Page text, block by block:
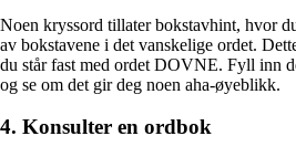
Noen kryssord tillater bokstavhint, hvor
av bokstavene i det vanskelige ordet.
du står fast med ordet DOVNE. Fyll inn
og se om det gir deg noen aha-øyeblikk.
4. Konsulter en ordbok